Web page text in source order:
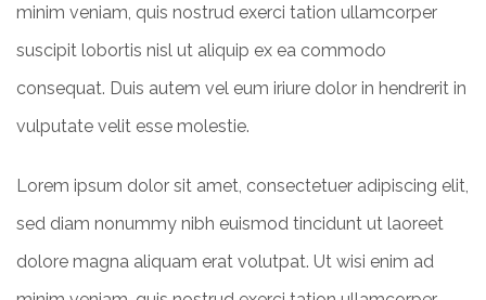
minim veniam, quis nostrud exerci tation ullamcorper
suscipit lobortis nisl ut aliquip ex ea commodo
consequat. Duis autem vel eum iriure dolor in hendrerit in
vulputate velit esse molestie.
Lorem ipsum dolor sit amet, consectetuer adipiscing elit,
sed diam nonummy nibh euismod tincidunt ut laoreet
dolore magna aliquam erat volutpat. Ut wisi enim ad